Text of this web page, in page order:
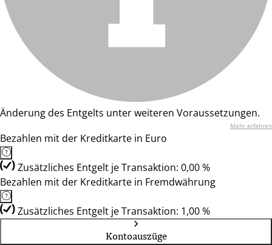
Änderung des Entgelts unter weiteren Voraussetzungen.
Mehr erfahren
Bezahlen mit der Kreditkarte in Euro
Zusätzliches Entgelt je Transaktion: 0,00 %
Bezahlen mit der Kreditkarte in Fremdwährung
Zusätzliches Entgelt je Transaktion: 1,00 %
Kontoauszüge